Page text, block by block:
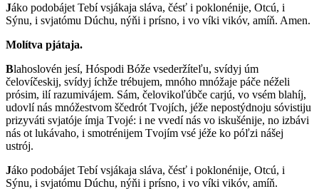
Jáko podobájet Tebí vsjákaja sláva, čésť i poklonénije, Otcú, i
Sýnu, i svjatómu Dúchu, nýňi i prísno, i vo víki vikóv, amíň. Amen.
Molítva pjátaja.
Blahoslovén jesí, Hóspodi Bóže vsederžíteľu, svídyj úm
čelovíčeskij, svídyj íchže trébujem, mnóho mnóžaje páče néželi
prósim, ilí razumivájem. Sám, čelovikoľúbče carjú, vo vsém blahíj,
udovlí nás mnóžestvom ščedrót Tvojích, jéže nepostýdnoju sóvistiju
prizyváti svjatóje ímja Tvojé: i ne vvedí nás vo iskušénije, no izbávi
nás ot lukávaho, i smotrénijem Tvojím vsé jéže ko póľzi nášej
ustrój.
Jáko podobájet Tebí vsjákaja sláva, čésť i poklonénije, Otcú, i
Sýnu, i svjatómu Dúchu, nýňi i prísno, i vo víki vikóv, amíň.